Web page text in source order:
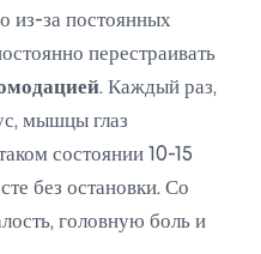
из-за постоянных
перестраивать
. Каждый раз,
мышцы глаз
состоянии 10-15
без остановки. Со
головную боль и